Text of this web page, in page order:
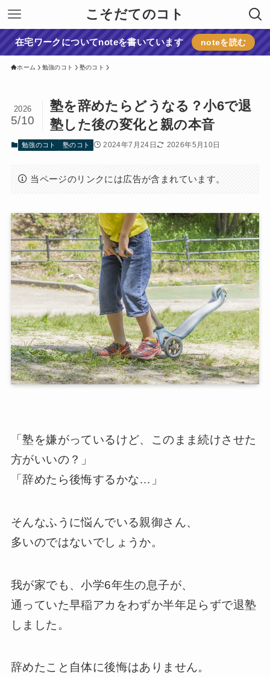
こそだてのコト
在宅ワークについてnoteを書いています noteを読む
ホーム 勉強のコト 塾のコト
塾を辞めたらどうなる？小6で退
塾した後の変化と親の本音
2026
5/10
勉強のコト 塾のコト 2024年7月24日 2026年5月10日
当ページのリンクには広告が含まれています。
「塾を嫌がっているけど、このまま続けさせた
方がいいの？」
「辞めたら後悔するかな…」
そんなふうに悩んでいる親御さん、
多いのではないでしょうか。
我が家でも、小学6年生の息子が、
通っていた早稲アカをわずか半年足らずで退塾
しました。
辞めたこと自体に後悔はありません。